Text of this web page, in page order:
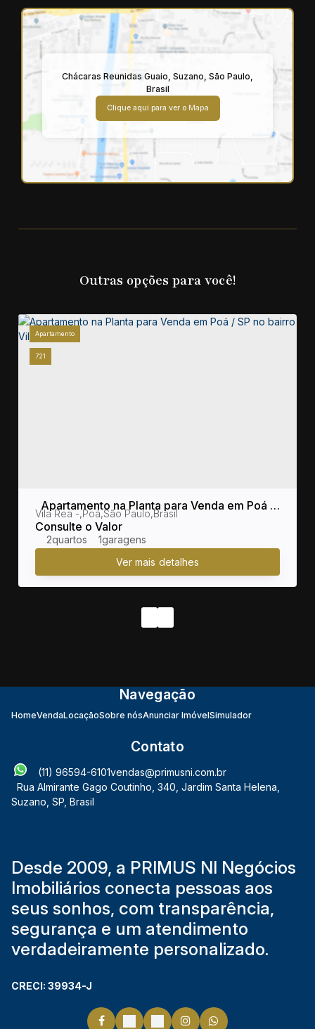
Chácaras Reunidas Guaio, Suzano, São Paulo,
Brasil
Clique aqui para ver o Mapa
Outras opções para você!
721
Apartamento
Apartamento na Planta para Venda em Poá /
SP no bairro Vila Rea
Consulte o Valor
Vila Rea ,Poá,São Paulo,Brasil
2 1
Navegação
HomeVendaLocaçãoSobre nósAnunciar ImóvelSimulador
Contato
(11) 96594-6101vendas@primusni.com.br
Rua Almirante Gago Coutinho 340 Jardim Santa Helena
Suzano SP Brasil
Desde 2009, a PRIMUS NI Negócios
Imobiliários conecta pessoas aos
seus sonhos, com transparência,
segurança e um atendimento
verdadeiramente personalizado.
CRECI: 39934-J